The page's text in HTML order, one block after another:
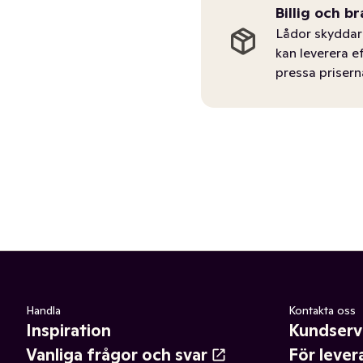
Billig och
Lådor
kan leverera
pressa
Handla
Inspiration
Vanliga frågor och svar
Kontakta oss
För